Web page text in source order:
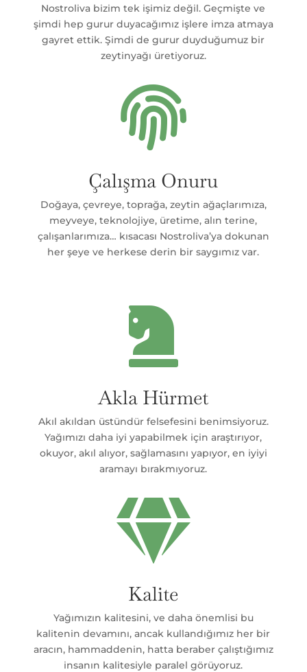
Nostroliva bizim tek işimiz değil. Geçmişte ve
şimdi hep gurur duyacağımız işlere imza atmaya
gayret ettik. Şimdi de gurur duyduğumuz bir
zeytinyağı üretiyoruz.

Çalışma Onuru
Doğaya, çevreye, toprağa, zeytin ağaçlarımıza,
meyveye, teknolojiye, üretime, alın terine,
çalışanlarımıza… kısacası Nostroliva’ya dokunan
her şeye ve herkese derin bir saygımız var.

Akla Hürmet
Akıl akıldan üstündür felsefesini benimsiyoruz.
Yağımızı daha iyi yapabilmek için araştırıyor,
okuyor, akıl alıyor, sağlamasını yapıyor, en iyiyi
aramayı bırakmıyoruz.

Kalite
Yağımızın kalitesini, ve daha önemlisi bu
kalitenin devamını, ancak kullandığımız her bir
aracın, hammaddenin, hatta beraber çalıştığımız
insanın kalitesiyle paralel görüyoruz.